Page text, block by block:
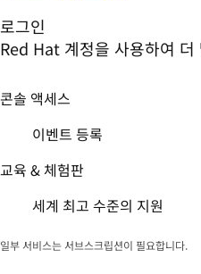
로그인
Red Hat 계정을 사용하여
콘솔 액세스
이벤트 등록
교육 & 체험판
세계 최고 수준의 지원
일부 서비스는 서브스크립션이 필요합니다.